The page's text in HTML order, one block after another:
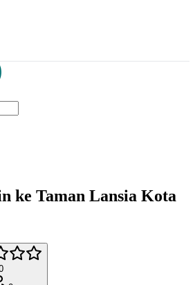
ke Taman Lansia Kota